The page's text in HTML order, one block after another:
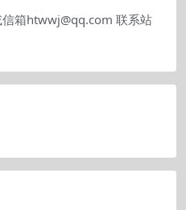
箱htwwj@qq.com 联系站